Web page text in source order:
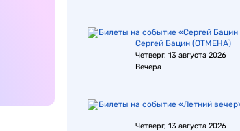
Сергей Бацин (ОТМЕНА)
Четверг, 13 августа 2026
Вечера
Четверг, 13 августа 2026